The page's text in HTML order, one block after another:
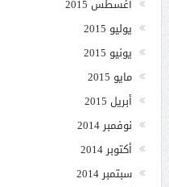
أغسطس 2015
يوليو 2015
يونيو 2015
مايو 2015
أبريل 2015
نوفمبر 2014
أكتوبر 2014
سبتمبر 2014